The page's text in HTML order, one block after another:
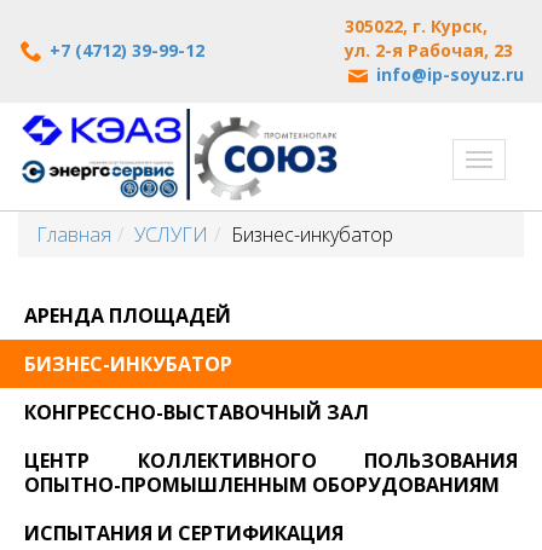
+7 (4712) 39-99-12
305022, г. Курск,
ул. 2-я Рабочая, 23
info@ip-soyuz.ru
Главная
УСЛУГИ Бизнес-инкубатор
АРЕНДА ПЛОЩАДЕЙ
БИЗНЕС-ИНКУБАТОР
КОНГРЕССНО-ВЫСТАВОЧНЫЙ ЗАЛ
ЦЕНТР КОЛЛЕКТИВНОГО ПОЛЬЗОВАНИЯ
ОПЫТНО-ПРОМЫШЛЕННЫМ ОБОРУДОВАНИЯМ
ИСПЫТАНИЯ И СЕРТИФИКАЦИЯ